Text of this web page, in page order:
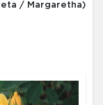
/ Margaretha)